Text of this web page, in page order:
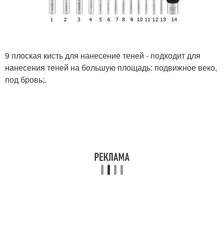
9 плоская кисть для нанесение теней - подходит для
нанесения теней на большую площадь: подвижное веко,
под бровь;.